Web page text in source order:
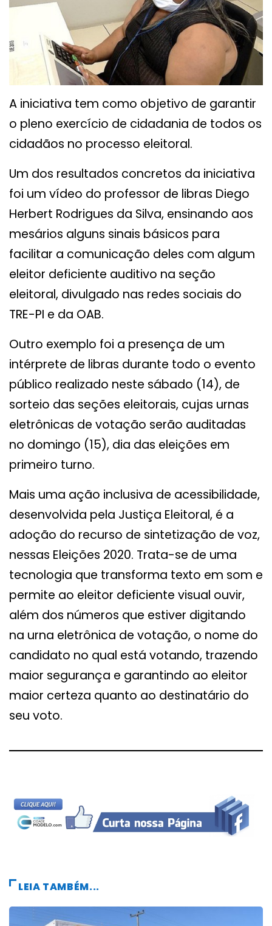
A iniciativa tem como objetivo de garantir
o pleno exercício de cidadania de todos os
cidadãos no processo eleitoral.
Um dos resultados concretos da iniciativa
foi um vídeo do professor de libras Diego
Herbert Rodrigues da Silva, ensinando aos
mesários alguns sinais básicos para
facilitar a comunicação deles com algum
eleitor deficiente auditivo na seção
eleitoral, divulgado nas redes sociais do
TRE-PI e da OAB.
Outro exemplo foi a presença de um
intérprete de libras durante todo o evento
público realizado neste sábado (14), de
sorteio das seções eleitorais, cujas urnas
eletrônicas de votação serão auditadas
no domingo (15), dia das eleições em
primeiro turno.
Mais uma ação inclusiva de acessibilidade,
desenvolvida pela Justiça Eleitoral, é a
adoção do recurso de sintetização de voz,
nessas Eleições 2020. Trata-se de uma
tecnologia que transforma texto em som e
permite ao eleitor deficiente visual ouvir,
além dos números que estiver digitando
na urna eletrônica de votação, o nome do
candidato no qual está votando, trazendo
maior segurança e garantindo ao eleitor
maior certeza quanto ao destinatário do
seu voto.
LEIA TAMBÉM...